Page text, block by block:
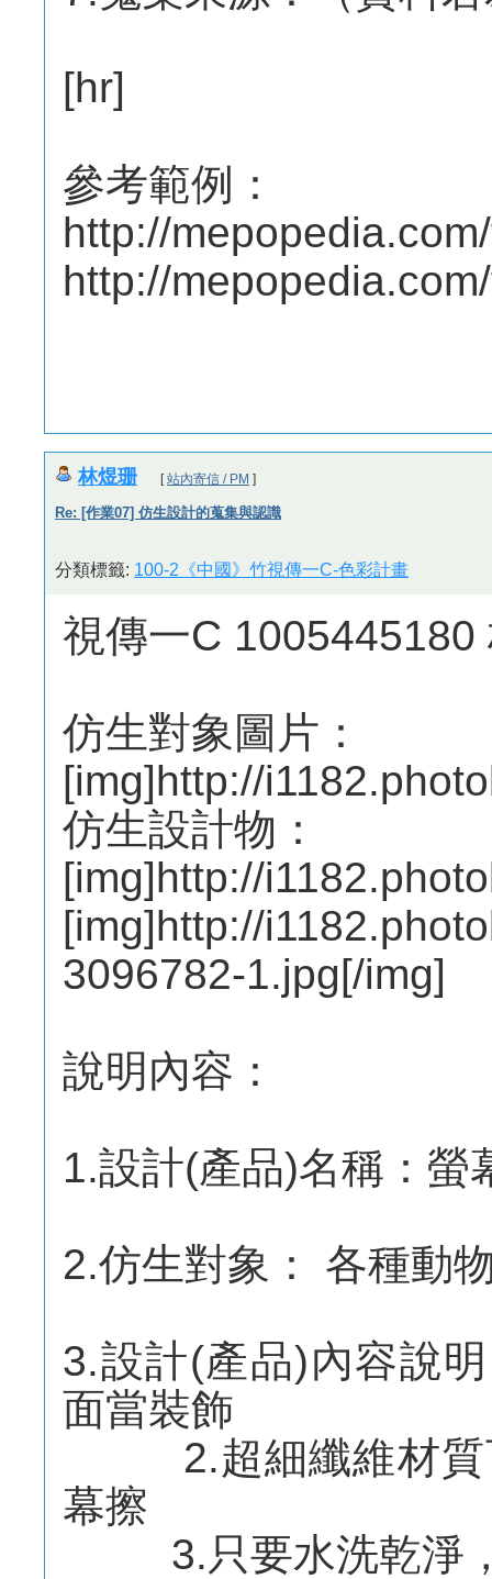
[hr]
參考範例：
http://
http://
林煜珊 [站內寄信 / PM ]
Re: [作業07] 仿生設計的蒐集與認識
分類標籤: 100-2《中國》竹視傳一C-色彩計畫
視傳一C 1005445180
仿生對象圖片：
[img]http://
仿生設計物：
[img]http://
[img]http://
3096782-1.jpg[/img]
說明內容：
1.設計(產品)名稱：螢
2.仿生對象： 各種動
3.設計(產品)內容說
面當裝飾
2.超細纖維材質可
幕擦
3.只要水洗乾淨，